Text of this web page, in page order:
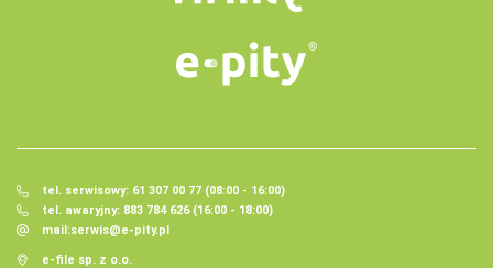
tel. serwisowy: 61 307 00 77 (08:00 - 16:00)
tel. awaryjny: 883 784 626 (16:00 - 18:00)
mail:serwis@e-pity.pl
e-file sp. z o.o.